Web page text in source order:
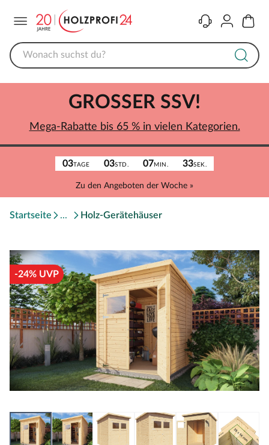
KontaktKonto
03TAGE 03STD. 07MIN. 33SEK.
Zu den Angeboten der Woche »
GROSSER SSV!
Mega-Rabatte bis 65 % in vielen Kategorien.
Startseite Holz-Gerätehäuser
-24% UVP